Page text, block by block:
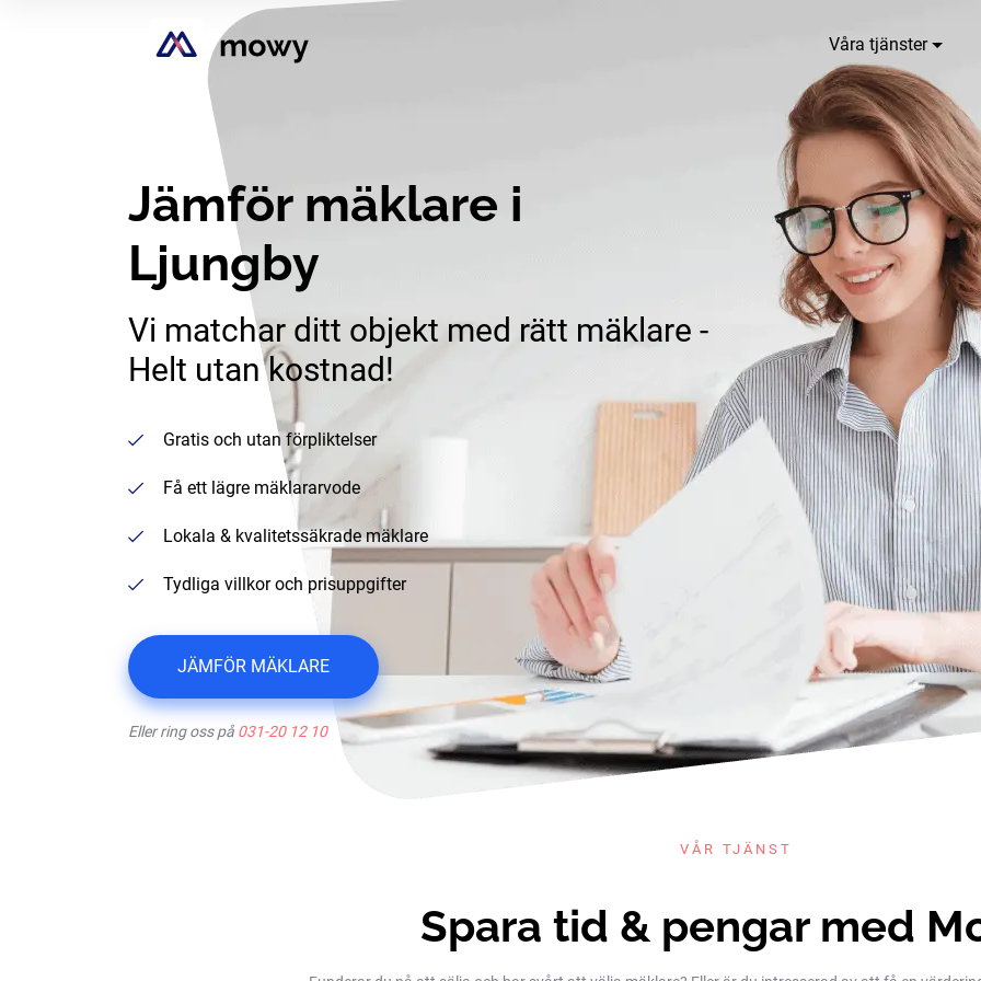
Våra tjänster
Jämför mäklare i
Ljungby
Vi matchar ditt objekt med rätt mäklare -
Helt utan kostnad!
Gratis och utan förpliktelser
Få ett lägre mäklararvode
Lokala & kvalitetssäkrade mäklare
Tydliga villkor och prisuppgifter
JÄMFÖR MÄKLARE
Eller ring oss på 031-20 12 10
VÅR TJÄNST
Spara tid & pengar med